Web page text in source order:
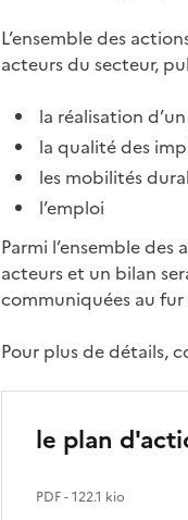
L’ensemble des
acteurs du secteur,
la réalisation
la qualité des
les mobilités
l’emploi
Parmi l’ensemble
acteurs et un bilan
communiquées au
Pour plus de détails,
le plan
PDF- 122.1 kio